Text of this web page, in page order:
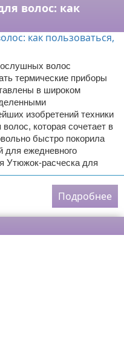
волос: как
волос
термические приборы
в широком
изобретений техники
которая сочетает в
быстро покорила
для ежедневного
Утюжок-расческа для
Подробнее